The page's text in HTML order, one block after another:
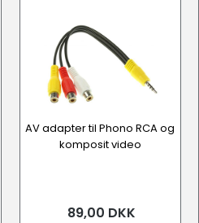
AV adapter til Phono RCA og
komposit video
89,00 DKK